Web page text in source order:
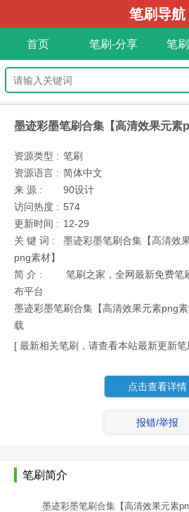
笔刷导航
首页 笔刷-分享 笔
墨迹彩墨笔刷合集【高清效果元素
资源类型 : 笔刷
资源语言 : 简体中文
来 源 :
90设计
访问热度 : 574
更新时间 : 12-29
关 键 词 :
墨迹彩墨笔刷合集【高清效
png素材】
简 介 :
笔刷之家，全网最新免费笔
布平台
墨迹彩墨笔刷合集【高清效果元素png
载
[ 最新相关笔刷，请查看本站最新更新笔
点击查看详情
报错/举报
笔刷简介
墨迹彩墨笔刷合集【高清效果元素